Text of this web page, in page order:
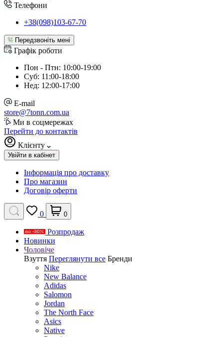
Телефони
+38(098)103-67-70
Передзвоніть мені
Графік роботи
Пон - Птн: 10:00-19:00
Суб: 11:00-18:00
Нед: 12:00-17:00
E-mail
store@7tonn.com.ua
Ми в соцмережах
Перейти до контактів
Клієнту
Увійти в кабінет
Інформація про доставку
Про магазин
Договір оферти
0 0
Розпродаж
Новинки
Чоловіче
Взуття Переглянути все Бренди
Nike
New Balance
Adidas
Salomon
Jordan
The North Face
Asics
Native